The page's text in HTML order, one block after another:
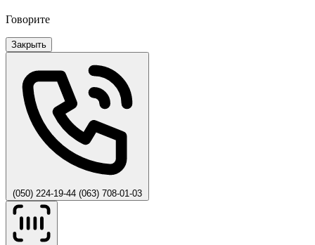
Говорите
Закрыть
(050) 224-19-44 (063) 708-01-03